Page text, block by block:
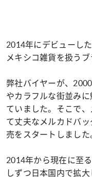
2014年にデビューし
メキシコ雑貨を扱うブ
弊社バイヤーが、
やカラフルな街並み
ていました。そこで
て丈夫なメルカドバ
売をスタートしました
2014年から現在に至
しずつ日本国内で拡